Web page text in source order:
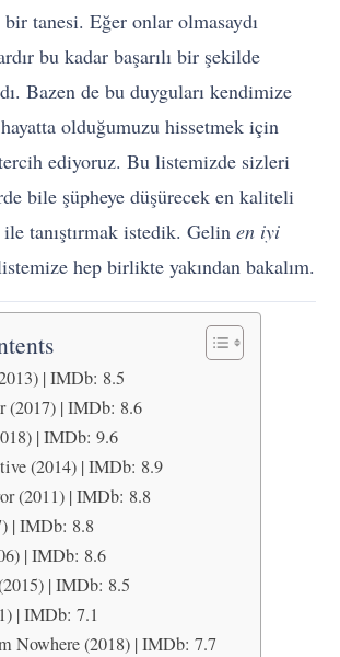
tanesi. Eğer onlar olmasaydı
bu kadar başarılı bir şekilde
Bazen de bu duyguları kendimize
olduğumuzu hissetmek için
ediyoruz. Bu listemizde sizleri
bile şüpheye düşürecek en kaliteli
ile tanıştırmak istedik. Gelinen iyi
hep birlikte yakından bakalım.
| IMDb: 8.5
(2017) | IMDb: 8.6
| IMDb: 9.6
(2014) | IMDb: 8.9
(2011) | IMDb: 8.8
| IMDb: 8.8
| IMDb: 8.6
| IMDb: 8.5
| IMDb: 7.1
Nowhere (2018) | IMDb: 7.7